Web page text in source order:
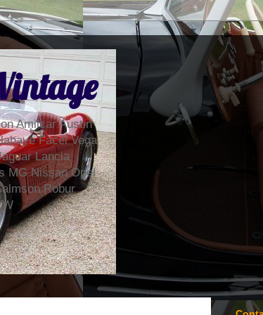
Amilcar Austin
Facel Vega
Lancia
MG Nissan Opel
Robur